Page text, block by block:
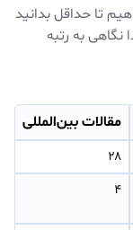
می‌دهیم تا حداقل بدانید
نگاهی به رتبه
مقالات بین‌المللی
۲۸
۴